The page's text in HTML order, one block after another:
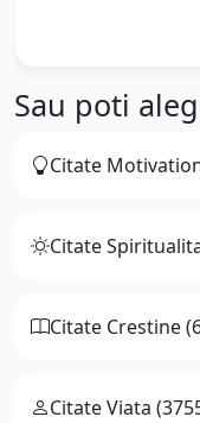
Sau poti
Citate
Citate
Citate Crestine
Citate Viata